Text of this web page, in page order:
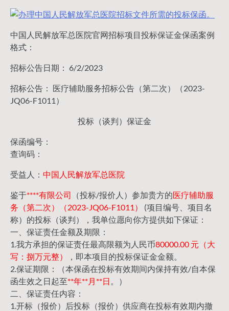
中国人民解放军总医院官网招标项目投标保证金保函案例
格式：
招标公告日期： 6/2/2023
招标公告： 医疗辅助服务招标公告（第二次）（2023-
JQ06-F1011）
投标（谈判）保证金
保函编号：
查询码：
受益人： 中国人民解放军总医院
鉴于****有限公司 （投标/报价人）参加贵方的医疗辅助服
务（第二次）（2023-JQ06-F1011）
(项目编号、项目名
称）的投标（谈判），我单位愿向你方提供如下保证：
一、保证责任金额及期限：
1.我方承担的保证责任最高限额为人民币80000.00 元（大
写：捌万元整）
，即本项目的投标保证金金额。
2.保证期限：（本保函在投标有效期间内保持有效/自本保
函生效之日起至**年**月**日 。）
二、保证责任内容：
1.开标（报价）后投标（报价）供应商在投标有效期内撤